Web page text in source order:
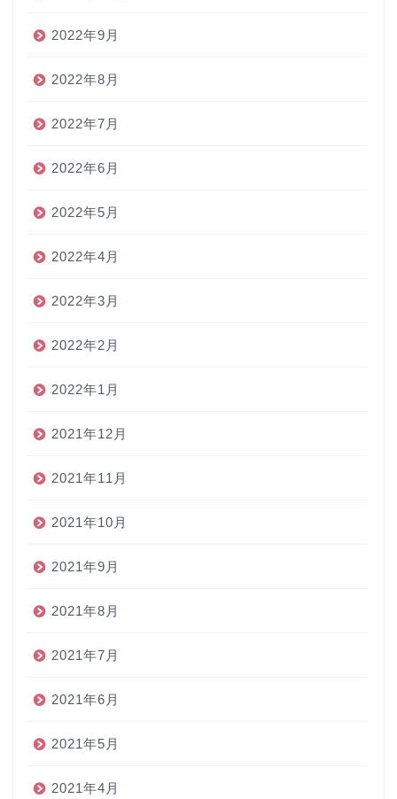
2022年9月
2022年8月
2022年7月
2022年6月
2022年5月
2022年4月
2022年3月
2022年2月
2022年1月
2021年12月
2021年11月
2021年10月
2021年9月
2021年8月
2021年7月
2021年6月
2021年5月
2021年4月